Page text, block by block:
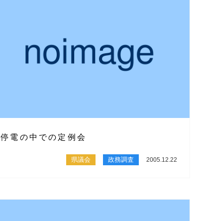
停電の中での定例会
県議会 政務調査 2005.12.22